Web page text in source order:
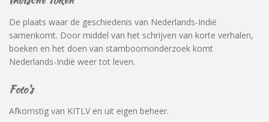
De plaats waar de geschiedenis van Nederlands-Indië
samenkomt. Door middel van het schrijven van korte verhalen,
boeken en het doen van stamboomonderzoek komt
Nederlands-Indië weer tot leven.
Foto's
Afkomstig van KITLV en uit eigen beheer.